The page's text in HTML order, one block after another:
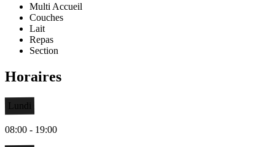
Multi Accueil
Couches
Lait
Repas
Section
Horaires
Lundi
08:00 - 19:00